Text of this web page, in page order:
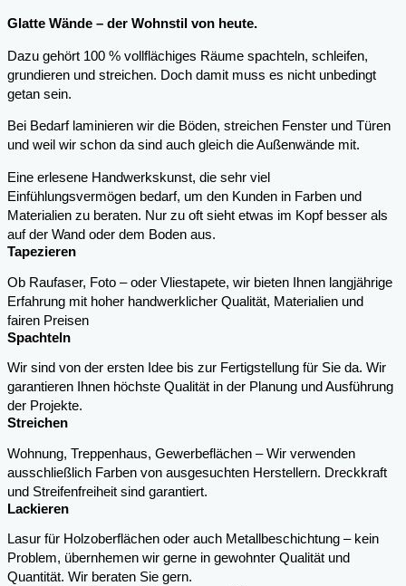
Glatte Wände – der Wohnstil von heute.
Dazu gehört 100 % vollflächiges Räume spachteln, schleifen,
grundieren und streichen. Doch damit muss es nicht unbedingt
getan sein.
Bei Bedarf laminieren wir die Böden, streichen Fenster und Türen
und weil wir schon da sind auch gleich die Außenwände mit.
Eine erlesene Handwerkskunst, die sehr viel
Einfühlungsvermögen bedarf, um den Kunden in Farben und
Materialien zu beraten. Nur zu oft sieht etwas im Kopf besser als
auf der Wand oder dem Boden aus.
Tapezieren
Ob Raufaser, Foto – oder Vliestapete, wir bieten Ihnen langjährige
Erfahrung mit hoher handwerklicher Qualität, Materialien und
fairen Preisen
Spachteln
Wir sind von der ersten Idee bis zur Fertigstellung für Sie da. Wir
garantieren Ihnen höchste Qualität in der Planung und Ausführung
der Projekte.
Streichen
Wohnung, Treppenhaus, Gewerbeflächen – Wir verwenden
ausschließlich Farben von ausgesuchten Herstellern. Dreckkraft
und Streifenfreiheit sind garantiert.
Lackieren
Lasur für Holzoberflächen oder auch Metallbeschichtung – kein
Problem, übernhemen wir gerne in gewohnter Qualität und
Quantität. Wir beraten Sie gern.